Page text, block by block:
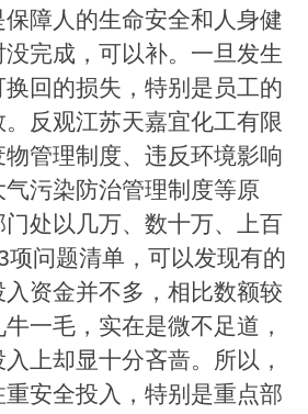
障人的生命安全和人身健
完成，可以补。一旦发生
回的损失，特别是员工的
反观江苏天嘉宜化工有限
管理制度、违反环境影响
污染防治管理制度等原
门处以几万、数十万、上百
项问题清单，可以发现有的
资金并不多，相比数额较
一毛，实在是微不足道，
上却显十分吝啬。所以，
安全投入，特别是重点部